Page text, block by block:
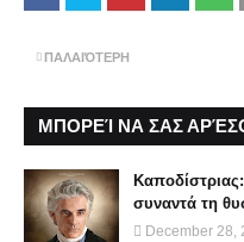
ΠΑΛΑΙΌΤΕΡΗ
ΜΠΟΡΕΊ ΝΑ ΣΑΣ
συναντά τη
December 28,